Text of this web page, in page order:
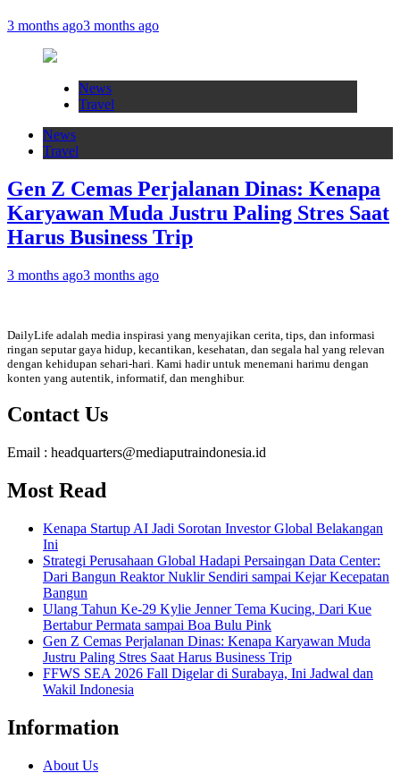
3 months ago3 months ago
News
Travel
News
Travel
Gen Z Cemas Perjalanan Dinas: Kenapa
Karyawan Muda Justru Paling Stres Saat
Harus Business Trip
3 months ago3 months ago
DailyLife adalah media inspirasi yang menyajikan cerita, tips, dan informasi
ringan seputar gaya hidup, kecantikan, kesehatan, dan segala hal yang relevan
dengan kehidupan sehari-hari. Kami hadir untuk menemani harimu dengan
konten yang autentik, informatif, dan menghibur.
Contact Us
Email : headquarters@mediaputraindonesia.id
Most Read
Kenapa Startup AI Jadi Sorotan Investor Global Belakangan
Ini
Strategi Perusahaan Global Hadapi Persaingan Data Center:
Dari Bangun Reaktor Nuklir Sendiri sampai Kejar Kecepatan
Bangun
Ulang Tahun Ke-29 Kylie Jenner Tema Kucing, Dari Kue
Bertabur Permata sampai Boa Bulu Pink
Gen Z Cemas Perjalanan Dinas: Kenapa Karyawan Muda
Justru Paling Stres Saat Harus Business Trip
FFWS SEA 2026 Fall Digelar di Surabaya, Ini Jadwal dan
Wakil Indonesia
Information
About Us